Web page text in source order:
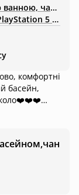
чаном-джакузі
5 та сіткою🏔️
комфортні
басейн,